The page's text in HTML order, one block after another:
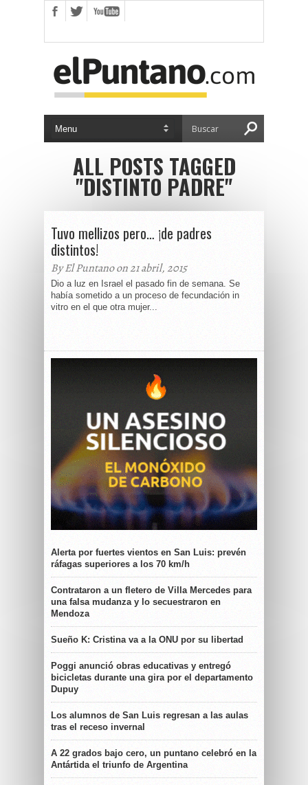
ALL POSTS TAGGED
"DISTINTO PADRE"
Tuvo mellizos pero… ¡de padres
distintos!
By El Puntano on 21 abril, 2015
Dio a luz en Israel el pasado fin de semana. Se
había sometido a un proceso de fecundación in
vitro en el que otra mujer...
Alerta por fuertes vientos en San Luis: prevén
ráfagas superiores a los 70 km/h
Contrataron a un fletero de Villa Mercedes para
una falsa mudanza y lo secuestraron en
Mendoza
Sueño K: Cristina va a la ONU por su libertad
Poggi anunció obras educativas y entregó
bicicletas durante una gira por el departamento
Dupuy
Los alumnos de San Luis regresan a las aulas
tras el receso invernal
A 22 grados bajo cero, un puntano celebró en la
Antártida el triunfo de Argentina